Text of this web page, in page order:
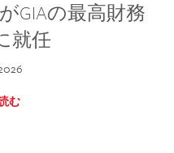
GIAの最高財務
就任
む